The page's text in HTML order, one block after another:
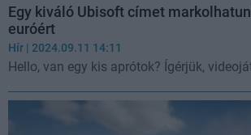
Egy kiváló Ubisoft címet
euróért
Hír | 2024.09.11 14:11
Hello, van egy kis aprótok? Ígérjük,